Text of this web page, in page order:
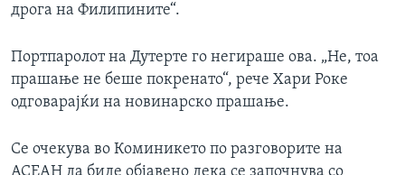
дрога на Филипините“.
Портпаролот на Дутерте го негираше ова. „Не, тоа
прашање не беше покренато“, рече Хари Роке
одговарајќи на новинарско прашање.
Се очекува во Коминикето по разговорите на